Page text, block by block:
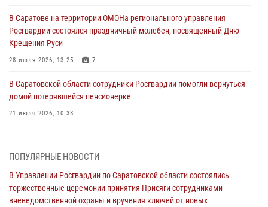
В Саратове на территории ОМОНа регионального управления
Росгвардии состоялся праздничный молебен, посвященный Дню
Крещения Руси
28 июля 2026, 13:25 7
В Саратовской области сотрудники Росгвардии помогли вернуться
домой потерявшейся пенсионерке
21 июля 2026, 10:38
вневедомственной охраны и вручения ключей от новых
автомобилей для подразделений лицензионно-разрешительной
работы и государственного контроля.
18 июля 2026, 13:37 10 1
ПОПУЛЯРНЫЕ НОВОСТИ
В Управлении Росгвардии по Саратовской области состоялись
торжественные церемонии принятия Присяги сотрудниками
вневедомственной охраны и вручения ключей от новых